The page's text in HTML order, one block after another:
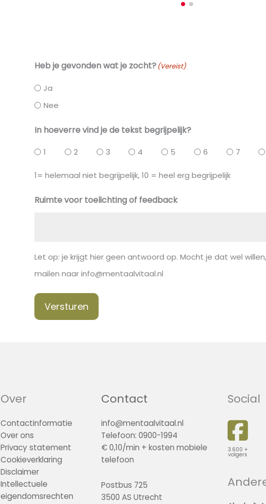
Heb je gevonden wat je zocht? (Vereist)
Ja
Nee
In hoeverre vind je de tekst begrijpelijk?
1 2 3 4 5 6 7
1= helemaal niet begrijpelijk, 10 = heel erg begrijpelijk
Ruimte voor toelichting of feedback
Let op: je krijgt hier geen antwoord op. Mocht je dat wel
mailen naar info@mentaalvitaal.nl
Versturen
Over
Contactinformatie
Over ons
Privacy statement
Cookieverklaring
Disclaimer
Intellectuele
eigendomsrechten
Contact
info@mentaalvitaal.nl
Telefoon: 0900-1994
€ 0,10/min + kosten mobiele
telefoon
Postbus 725
3500 AS Utrecht
Social
3.600 +
volgers